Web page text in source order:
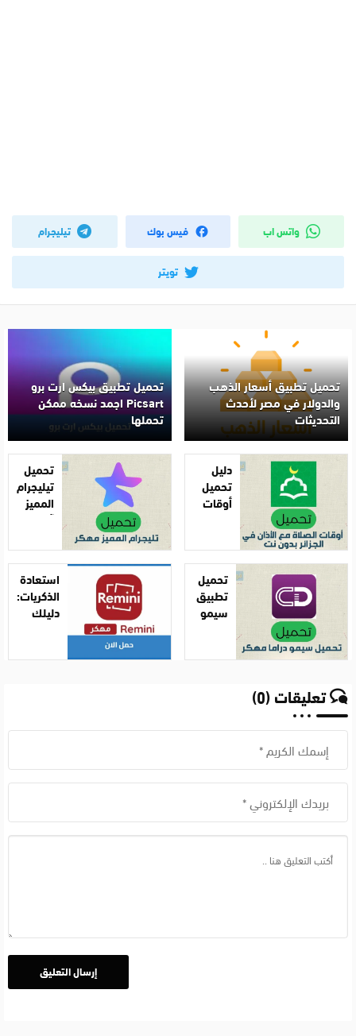
واتس اب فيس بوك تيليجرام
تويتر
تحميل تطبيق أسعار الذهب
والدولار في مصر لأحدث
التحديثات
تحميل تطبيق بيكس ارت برو
Picsart اجمد نسخه ممكن
تحملها
دليل
تحميل
أوقات
الأذان
في
الجزائر
بدون
نت:
تحميل
تيليجرام
المميز
آخر
2025
تحميل
تطبيق
سيمو
تحديث
استعادة
الذكريات:
دليلك
برنامج
بخاصائص
تعليقات (0)